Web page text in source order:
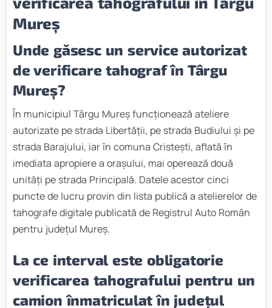
Mureș
Unde găsesc un service autorizat
de verificare tahograf în Târgu
Mureș?
În municipiul Târgu Mureș funcționează ateliere
autorizate pe strada Libertății, pe strada Budiului și pe
strada Barajului, iar în comuna Cristești, aflată în
imediata apropiere a orașului, mai operează două
unități pe strada Principală. Datele acestor cinci
puncte de lucru provin din lista publică a atelierelor de
tahografe digitale publicată de Registrul Auto Român
pentru județul Mureș.
La ce interval este obligatorie
verificarea tahografului pentru un
camion înmatriculat în județul